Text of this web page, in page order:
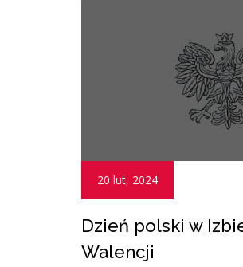
20 lut, 2024
Dzień polski w
Walencji